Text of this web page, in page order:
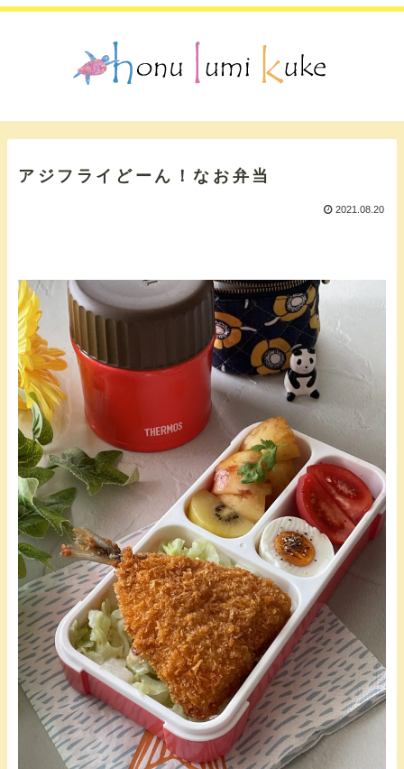
アジフライどーん！なお弁当
2021.08.20